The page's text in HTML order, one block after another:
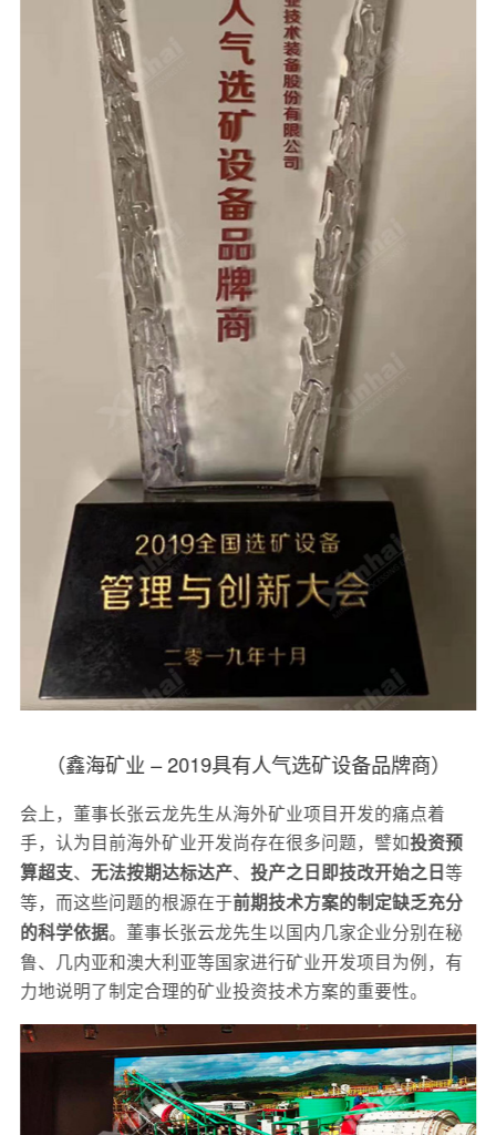
（鑫海矿业 – 2019具有人气选矿设备品牌商）
会上，董事长张云龙先生从海外矿业项目开发的痛点着
手，认为目前海外矿业开发尚存在很多问题，譬如投资预
算超支、 无法按期达标达产、 投产之日即技改开始之日等
等，而这些问题的根源在于前期技术方案的制定缺乏充分
的科学依据。董事长张云龙先生以国内几家企业分别在秘
鲁、几内亚和澳大利亚等国家进行矿业开发项目为例，有
力地说明了制定合理的矿业投资技术方案的重要性。